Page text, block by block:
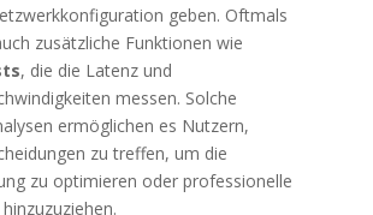
geben. Oftmals
zusätzliche Funktionen wie
, die die Latenz und
messen. Solche
ermöglichen es Nutzern,
zu treffen, um die
zu optimieren oder professionelle